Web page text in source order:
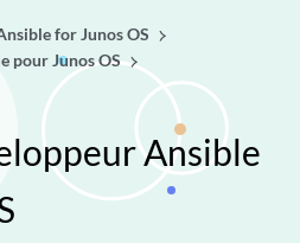
for Junos OS
pour Junos OS
Ansible